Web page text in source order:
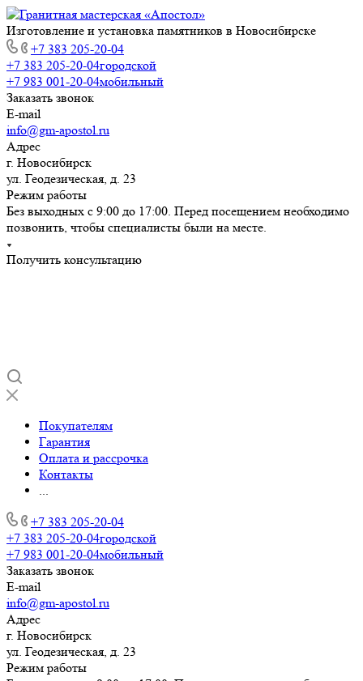
Изготовление и установка памятников в Новосибирске
+7 383 205-20-04
+7 383 205-20-04городской
+7 983 001-20-04мобильный
Заказать звонок
E-mail
info@gm-apostol.ru
Адрес
г. Новосибирск
ул. Геодезическая, д. 23
Режим работы
Без выходных с 9:00 до 17:00. Перед посещением необходимо
позвонить, чтобы специалисты были на месте.
Получить консультацию
Покупателям
Гарантия
Оплата и рассрочка
Контакты
...
+7 383 205-20-04
+7 383 205-20-04городской
+7 983 001-20-04мобильный
Заказать звонок
E-mail
info@gm-apostol.ru
Адрес
г. Новосибирск
ул. Геодезическая, д. 23
Режим работы